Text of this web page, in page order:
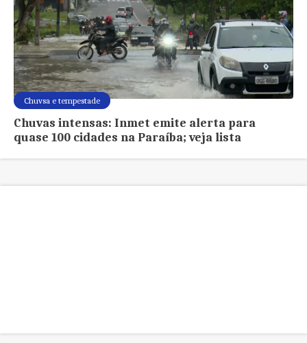
Chuvsa e tempestade
Chuvas intensas: Inmet emite alerta para
quase 100 cidades na Paraíba; veja lista